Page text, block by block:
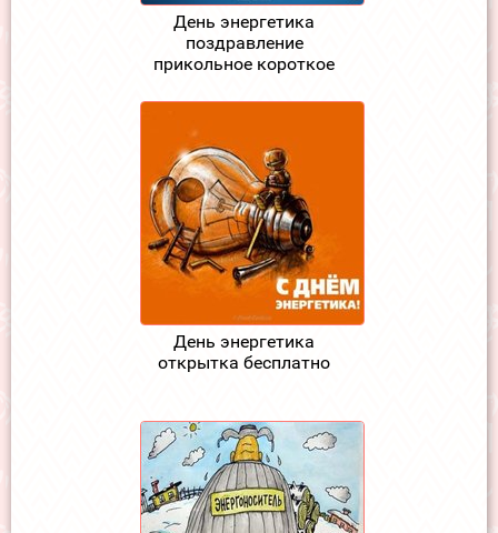
День энергетика
поздравление
прикольное короткое
День энергетика
открытка бесплатно